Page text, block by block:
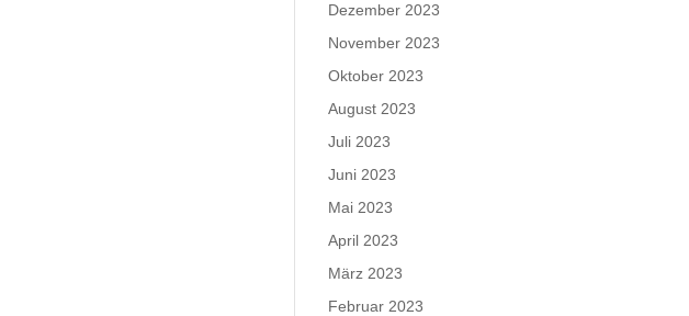
Dezember 2023
November 2023
Oktober 2023
August 2023
Juli 2023
Juni 2023
Mai 2023
April 2023
März 2023
Februar 2023